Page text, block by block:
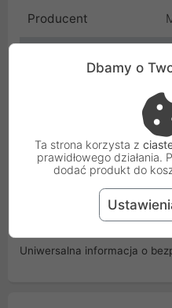
Producent
Gwarancja
Osoba odpowiedzialna i
Uniwersalna informacja o
Dbamy o
Ta strona korzysta z
prawidłowego działania.
dodać produkt do